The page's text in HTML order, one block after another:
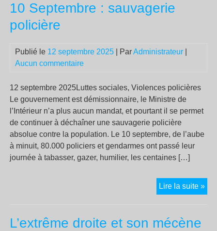
10 Septembre : sauvagerie
policière
Publié le 12 septembre 2025 | ParAdministrateur
Aucun commentaire
12 septembre 2025Luttes sociales, Violences policières
Le gouvernement est démissionnaire, le Ministre de
l’Intérieur n’a plus aucun mandat, et pourtant il se permet
de continuer à déchaîner une sauvagerie policière
absolue contre la population. Le 10 septembre, de l’aube
à minuit, 80.000 policiers et gendarmes ont passé leur
journée à tabasser, gazer, humilier, les centaines […]
Lire la suite »10
L’extrême droite et son mécène